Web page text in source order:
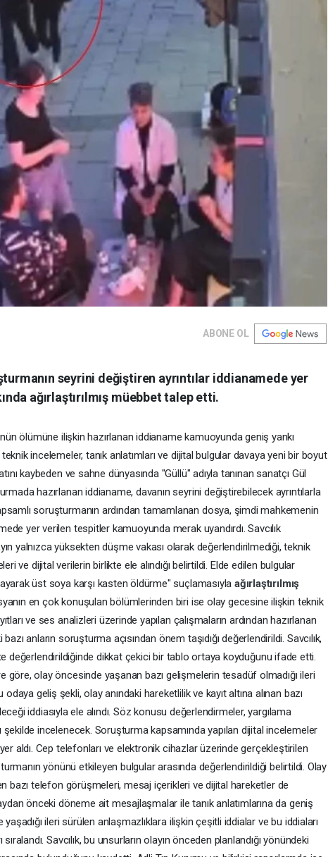
ABONE OL
seyrini değiştiren ayrıntılar iddianamede yer
ağırlaştırılmış müebbet talep etti.
ölümüne ilişkin hazırlanan iddianame kamuoyunda geniş yankı
incelemeler, tanık anlatımları ve dijital bulgular davaya yeni bir boyut
kaybeden ve sahne dünyasında "Güllü" adıyla tanınan sanatçı Gül
hazırlanan iddianame, davanın seyrini değiştirebilecek ayrıntılarla
soruşturmanın ardından tamamlanan dosya, şimdi mahkemenin
yer verilen tespitler kamuoyunda merak uyandırdı. Savcılık
yalnızca yüksekten düşme vakası olarak değerlendirilmediği, teknik
ve dijital verilerin birlikte ele alındığı belirtildi. Elde edilen bulgular
üst soya karşı kasten öldürme" suçlamasıyla ağırlaştırılmış
en çok konuşulan bölümlerinden biri ise olay gecesine ilişkin teknik
ve ses analizleri üzerinde yapılan çalışmaların ardından hazırlanan
anların soruşturma açısından önem taşıdığı değerlendirildi. Savcılık,
değerlendirildiğinde dikkat çekici bir tablo ortaya koyduğunu ifade etti.
göre, olay öncesinde yaşanan bazı gelişmelerin tesadüf olmadığı ileri
geliş şekli, olay anındaki hareketlilik ve kayıt altına alınan bazı
iddiasıyla ele alındı. Söz konusu değerlendirmeler, yargılama
şekilde incelenecek. Soruşturma kapsamında yapılan dijital incelemeler
aldı. Cep telefonları ve elektronik cihazlar üzerinde gerçekleştirilen
yönünü etkileyen bulgular arasında değerlendirildiği belirtildi. Olay
bazı telefon görüşmeleri, mesaj içerikleri ve dijital hareketler de
önceki döneme ait mesajlaşmalar ile tanık anlatımlarına da geniş
ileri sürülen anlaşmazlıklara ilişkin çeşitli iddialar ve bu iddiaları
Savcılık, bu unsurların olayın önceden planlandığı yönündeki